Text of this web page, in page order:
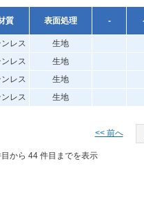
質 表面処理 -
レス 生地
レス 生地
レス 生地
レス 生地
<< 前へ
から 44 件目までを表示